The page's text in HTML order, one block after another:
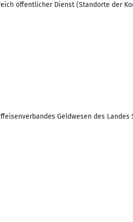
öffentlicher Dienst (Standorte der
Geldwesen des Landes